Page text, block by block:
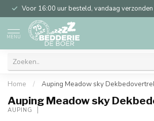
Voor 16:00 uur besteld, vandaag verzonden
MENU
Home / Auping Meadow sky
Auping Meadow sky
AUPING